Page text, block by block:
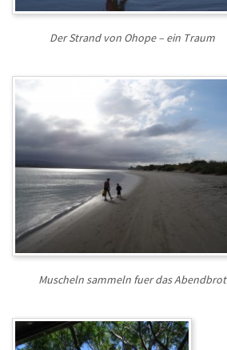
Der Strand von Ohope – ein Traum
Muscheln sammeln fuer das Abendbrot